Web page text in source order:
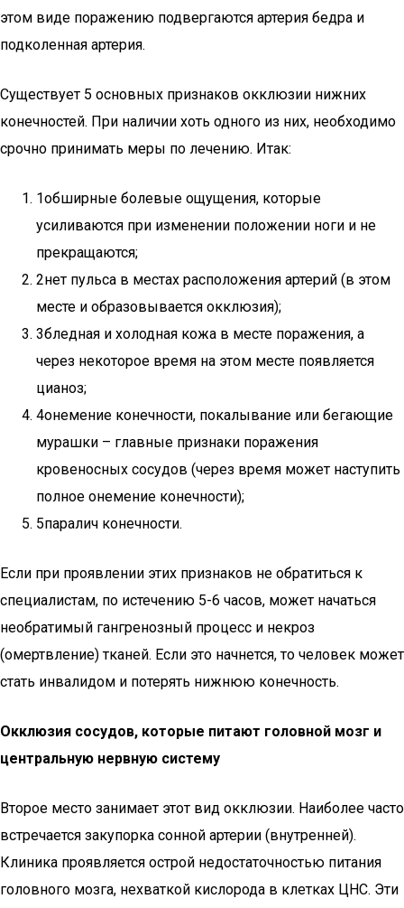
этом виде поражению подвергаются артерия бедра и
подколенная артерия.
Существует 5 основных признаков окклюзии нижних
конечностей. При наличии хоть одного из них, необходимо
срочно принимать меры по лечению. Итак:
1обширные болевые ощущения, которые
усиливаются при изменении положении ноги и не
прекращаются;
2нет пульса в местах расположения артерий (в этом
месте и образовывается окклюзия);
3бледная и холодная кожа в месте поражения, а
через некоторое время на этом месте появляется
цианоз;
4онемение конечности, покалывание или бегающие
мурашки – главные признаки поражения
кровеносных сосудов (через время может наступить
полное онемение конечности);
5паралич конечности.
Если при проявлении этих признаков не обратиться к
специалистам, по истечению 5-6 часов, может начаться
необратимый гангренозный процесс и некроз
(омертвление) тканей. Если это начнется, то человек может
стать инвалидом и потерять нижнюю конечность.
Окклюзия сосудов, которые питают головной мозг и
центральную нервную систему
Второе место занимает этот вид окклюзии. Наиболее часто
встречается закупорка сонной артерии (внутренней).
Клиника проявляется острой недостаточностью питания
головного мозга, нехваткой кислорода в клетках ЦНС. Эти